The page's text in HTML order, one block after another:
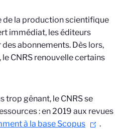
de la production scientifique
immédiat, les éditeurs
abonnements. Dès lors,
CNRS renouvelle certains
trop gênant, le CNRS se
: en 2019 aux revues
à la base Scopus
.